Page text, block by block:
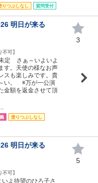
りつぶしなし 質問受付
明日が来る
不可】
定 さぁ～いよいよ
す。天使の様なお声
スも楽しみです。貴
い。 ※万が一公演
金額を返金させて頂
塗りつぶしなし
3
明日が来る
不可】
よ待望のひろ子さ
5